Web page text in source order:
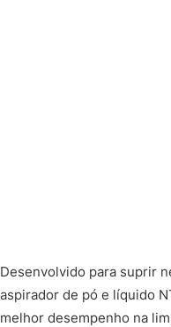
Desenvolvido para suprir
aspirador de pó e líquido
melhor desempenho na